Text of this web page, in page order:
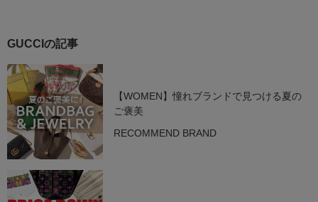
GUCCIの記事
【WOMEN】憧れブランドで見つける夏の
ご褒美
RECOMMEND BRAND